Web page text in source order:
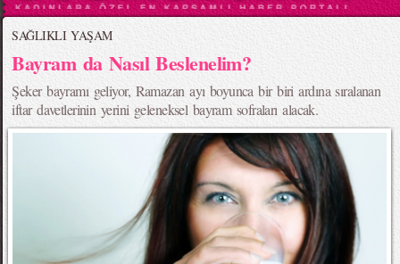
SAĞLIKLI YAŞAM
Bayram da Nasıl Beslenelim?
Şeker bayramı geliyor, Ramazan ayı boyunca bir biri ardına sıralanan
iftar davetlerinin yerini geleneksel bayram sofraları alacak.